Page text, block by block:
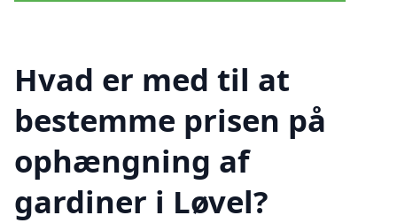
Hvad er med til at
bestemme prisen på
ophængning af
gardiner i Løvel?